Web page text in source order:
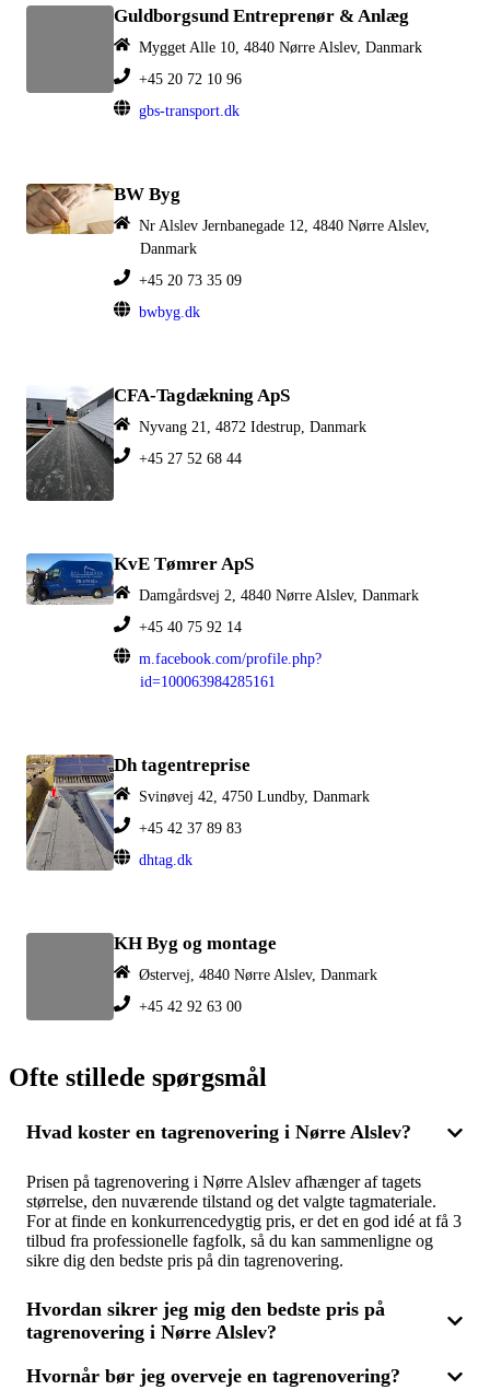
Guldborgsund Entreprenør & Anlæg
Mygget Alle 10, 4840 Nørre Alslev, Danmark
+45 20 72 10 96
gbs-transport.dk
BW Byg
Nr Alslev Jernbanegade 12, 4840 Nørre Alslev,
Danmark
+45 20 73 35 09
bwbyg.dk
CFA-Tagdækning ApS
Nyvang 21, 4872 Idestrup, Danmark
+45 27 52 68 44
KvE Tømrer ApS
Damgårdsvej 2, 4840 Nørre Alslev, Danmark
+45 40 75 92 14
m.facebook.com/profile.php?
id=100063984285161
Dh tagentreprise
Svinøvej 42, 4750 Lundby, Danmark
+45 42 37 89 83
dhtag.dk
KH Byg og montage
Østervej, 4840 Nørre Alslev, Danmark
+45 42 92 63 00
Ofte stillede spørgsmål
Hvad koster en tagrenovering i Nørre Alslev?
Prisen på tagrenovering i Nørre Alslev afhænger af tagets
størrelse, den nuværende tilstand og det valgte tagmateriale.
For at finde en konkurrencedygtig pris, er det en god idé at få 3
tilbud fra professionelle fagfolk, så du kan sammenligne og
sikre dig den bedste pris på din tagrenovering.
Hvordan sikrer jeg mig den bedste pris på
tagrenovering i Nørre Alslev?
For at opnå den bedste pris på tagrenovering i Nørre Alslev,
Hvornår bør jeg overveje en tagrenovering?